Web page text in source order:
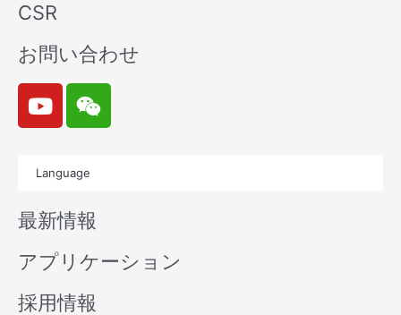
CSR
お問い合わせ
Y
o
u
b
e
W
e
i
n
Language
最新情報
アプリケーション
採用情報